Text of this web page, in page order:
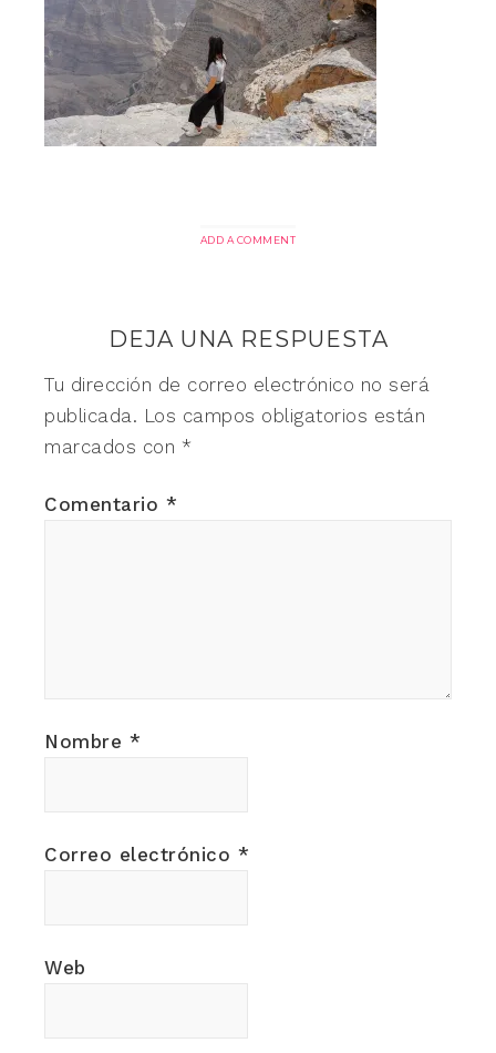
ADD A COMMENT
DEJA UNA RESPUESTA
Tu dirección de correo electrónico no será
publicada. Los campos obligatorios están
marcados con *
Comentario *
Nombre *
Correo electrónico *
Web